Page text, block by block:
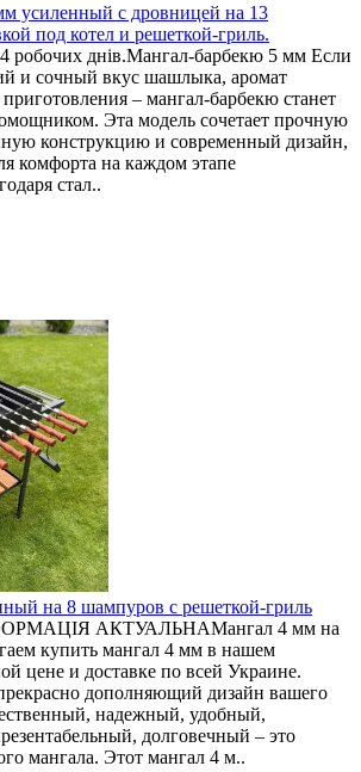
усиленный с дровницей на 13
под котел и решеткой-гриль.
робочих днів.Мангал-барбекю 5 мм Если
и сочный вкус шашлыка, аромат
– мангал-барбекю станет
Эта модель сочетает прочную
конструкцию и современный дизайн,
комфорта на каждом этапе
стал..
на 8 шампуров с решеткой-гриль
АКТУАЛЬНАМангал 4 мм на
купить мангал 4 мм в нашем
цене и доставке по всей Украине.
дополняющий дизайн вашего
надежный, удобный,
долговечный – это
мангала. Этот мангал 4 м..